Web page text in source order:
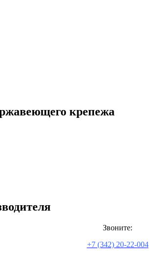
крепежа
Звоните:
+7 (342) 20-22-004